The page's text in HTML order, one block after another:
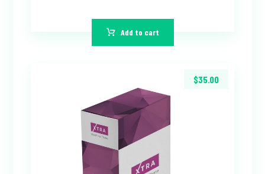
Add to cart
$35.00